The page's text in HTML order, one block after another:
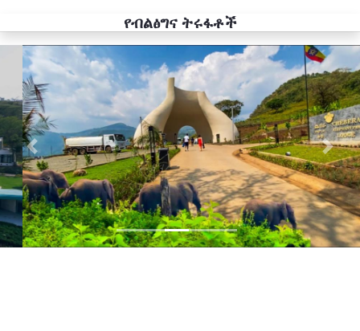
የብልፅግና ትሩፋቶች
Previous Next